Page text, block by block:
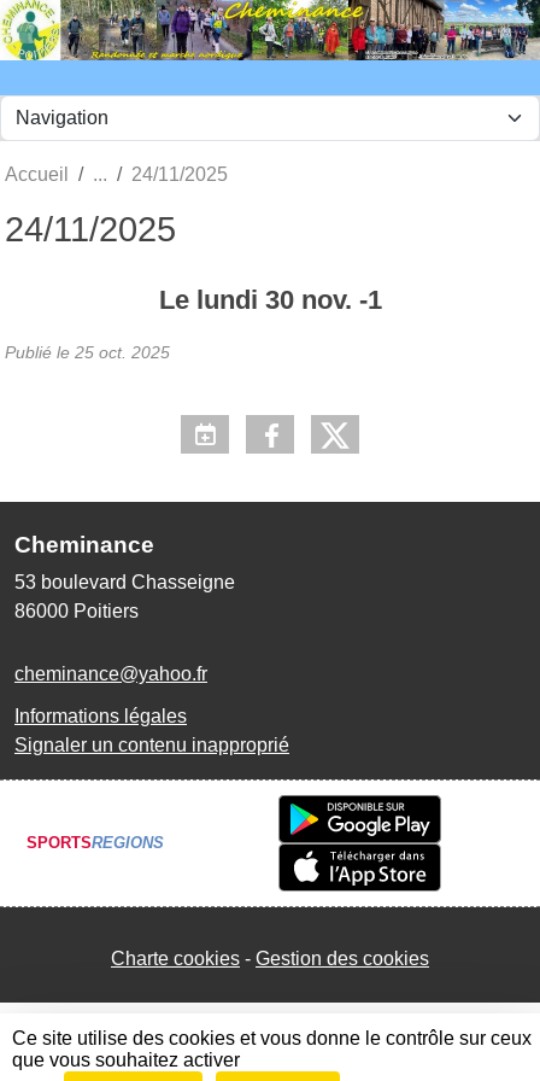
Accueil 24/11/2025
24/11/2025
Le lundi 30 nov. -1
Publié le 25 oct. 2025
Cheminance
53 boulevard Chasseigne
86000 Poitiers
cheminance@yahoo.fr
Informations légales
Signaler un contenu inapproprié
SPORTSREGIONS
Charte cookies Gestion des cookies
Panneau de gestion des cookies
Ce site utilise des cookies et vous donne le contrôle sur ceux
que vous souhaitez activer